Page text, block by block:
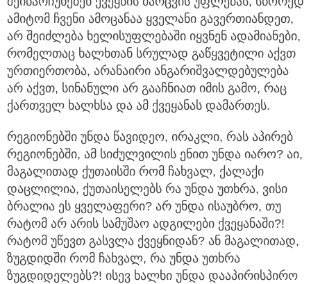
ამიტომ ჩვენი ამოცანაა ყველანი გავერთიანდეთ,
არ შეიძლება ხელისუფლებაში იყვნენ ადამიანები,
რომელთაც ხალხთან სრულად გაწყვეტილი აქვთ
ურთიერთობა, არანაირი ანგარიშვალდებულება
არ აქვთ, სინანული არ გააჩნიათ იმის გამო, რაც
ქართველ ხალხსა და ამ ქვეყანას დამართეს.
რეგიონებში უნდა წავიდეო, ირაკლი, რას აპირებ
რეგიონებში, ამ სიძულვილის ენით უნდა იარო? აი,
მაგალითად ქუთაისში რომ ჩახვალ, ქალაქი
დაცლილია, ქუთაისელებს რა უნდა უთხრა, ვისი
ბრალია ეს ყველაფერი? არ უნდა ისაუბრო, თუ
რატომ არ არის სამუშაო ადგილები ქვეყანაში?!
რატომ უწევთ გასვლა ქვეყნიდან? ან მაგალითად,
ზუგდიდში რომ ჩახვალ, რა უნდა უთხრა
ზუგდიდელებს?! ისევ ხალხი უნდა დააპირისპირო